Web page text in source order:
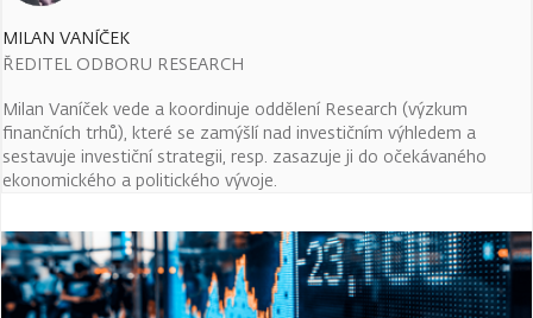
MILAN VANÍČEK
ŘEDITEL ODBORU RESEARCH
Milan Vaníček vede a koordinuje oddělení Research (výzkum
finančních trhů), které se zamýšlí nad investičním výhledem a
sestavuje investiční strategii, resp. zasazuje ji do očekávaného
ekonomického a politického vývoje.